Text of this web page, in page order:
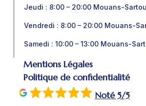
Jeudi : 8:00 – 20:00 Mouans-
Vendredi : 8:00 – 20:00 Mouans-
Samedi : 10:00 – 13:00 Mouans-
Mentions Légales
Politique de confidentialité
Noté 5/5